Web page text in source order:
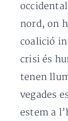
nord, on
coalició
crisi és
tenen
vegades
estem a